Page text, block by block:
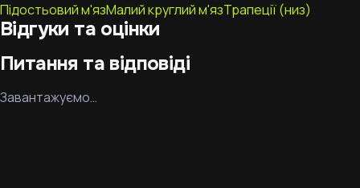
Підостьовий м'язМалий круглий м'язТрапеції (низ)
Відгуки та оцінки
Питання та відповіді
Завантажуємо…